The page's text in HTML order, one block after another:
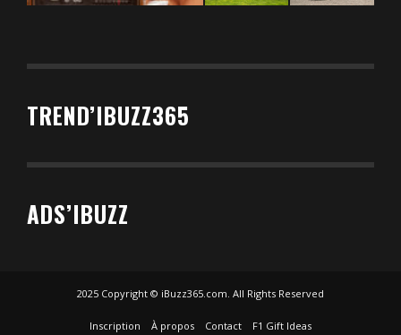
TREND’IBUZZ365
ADS’IBUZZ
2025 Copyright © iBuzz365.com. All Rights Reserved
Inscription À propos Contact F1 Gift Ideas